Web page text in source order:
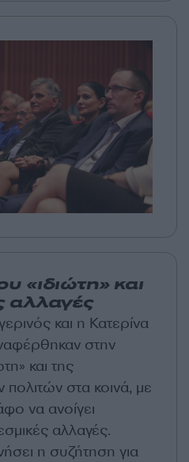
«ιδιώτη» και
αλλαγές
και η Κατερίνα
στην
και της
στα κοινά, με
να ανοίγει
αλλαγές.
η συζήτηση για